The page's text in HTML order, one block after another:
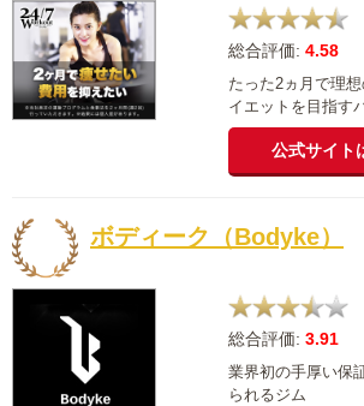
総合評価: 4.58
たった2ヵ月で理
イエットを目指す
公式サイト
ボディーク（Bodyke）
総合評価: 3.91
業界初の手厚い保
られるジム